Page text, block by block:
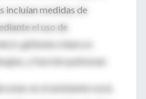
incluían medidas de
el uso de
glóbulos blancos
y función pulmonar.
estar en el ambiente rural,